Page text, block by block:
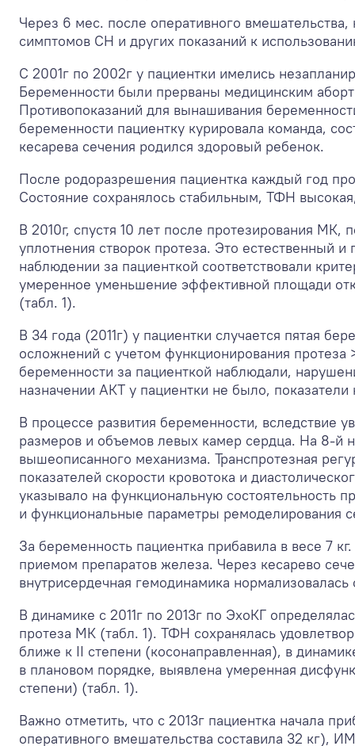
Через 6 мес. после оперативного
симптомов СН и других показаний к
С 2001г по 2002г у пациентки имелись
Беременности были прерваны медицинским
Противопоказаний для вынашивания
беременности пациентку курировала команда,
кесарева сечения родился здоровый ребенок.
После родоразрешения пациентка каждый год
Состояние сохранялось стабильным, ТФН
В 2010г, спустя 10 лет после протезирования
уплотнения створок протеза. Это естественный
наблюдении за пациенткой соответствовали
умеренное уменьшение эффективной площади
(табл. 1).
В 34 года (2011г) у пациентки случается пятая
осложнений с учетом функционирования
беременности за пациенткой наблюдали,
назначении АКТ у пациентки не было,
В процессе развития беременности, вследствие
размеров и объемов левых камер сердца. На 8-й
вышеописанного механизма. Транспротезная
показателей скорости кровотока и
указывало на функциональную состоятельность
и функциональные параметры ремоделирования
За беременность пациентка прибавила в весе 7
приемом препаратов железа. Через кесарево
внутрисердечная гемодинамика
В динамике с 2011г по 2013г по ЭхоКГ
протеза МК (табл. 1). ТФН сохранялась
ближе к II степени (косонаправленная), в
в плановом порядке, выявлена умеренная
степени) (табл. 1).
Важно отметить, что с 2013г пациентка начала
оперативного вмешательства составила 32 кг),